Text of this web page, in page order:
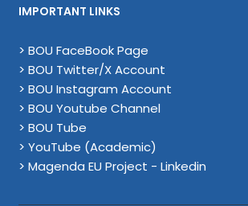
IMPORTANT LINKS
> BOU FaceBook Page
> BOU Twitter/X Account
> BOU Instagram Account
> BOU Youtube Channel
> BOU Tube
> YouTube (Academic)
> Magenda EU Project - Linkedin